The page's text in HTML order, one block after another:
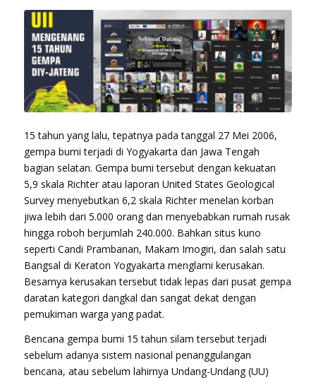
15 tahun yang lalu, tepatnya pada tanggal 27 Mei 2006,
gempa bumi terjadi di Yogyakarta dan Jawa Tengah
bagian selatan. Gempa bumi tersebut dengan kekuatan
5,9 skala Richter atau laporan United States Geological
Survey menyebutkan 6,2 skala Richter menelan korban
jiwa lebih dari 5.000 orang dan menyebabkan rumah rusak
hingga roboh berjumlah 240.000. Bahkan situs kuno
seperti Candi Prambanan, Makam Imogiri, dan salah satu
Bangsal di Keraton Yogyakarta menglami kerusakan.
Besarnya kerusakan tersebut tidak lepas dari pusat gempa
daratan kategori dangkal dan sangat dekat dengan
pemukiman warga yang padat.
Bencana gempa bumi 15 tahun silam tersebut terjadi
sebelum adanya sistem nasional penanggulangan
bencana, atau sebelum lahirnya Undang-Undang (UU)